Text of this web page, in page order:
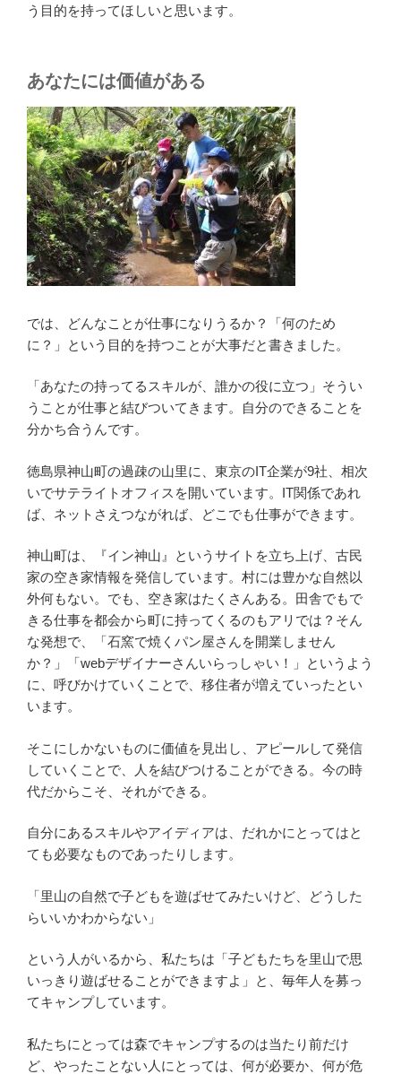
う目的を持ってほしいと思います。
あなたには価値がある
では、どんなことが仕事になりうるか？「何のため
に？」という目的を持つことが大事だと書きました。
「あなたの持ってるスキルが、誰かの役に立つ」そうい
うことが仕事と結びついてきます。自分のできることを
分かち合うんです。
徳島県神山町の過疎の山里に、東京のIT企業が9社、相次
いでサテライトオフィスを開いています。IT関係であれ
ば、ネットさえつながれば、どこでも仕事ができます。
神山町は、『イン神山』というサイトを立ち上げ、古民
家の空き家情報を発信しています。村には豊かな自然以
外何もない。でも、空き家はたくさんある。田舎でもで
きる仕事を都会から町に持ってくるのもアリでは？そん
な発想で、「石窯で焼くパン屋さんを開業しません
か？」「webデザイナーさんいらっしゃい！」というよう
に、呼びかけていくことで、移住者が増えていったとい
います。
そこにしかないものに価値を見出し、アピールして発信
していくことで、人を結びつけることができる。今の時
代だからこそ、それができる。
自分にあるスキルやアイディアは、だれかにとってはと
ても必要なものであったりします。
「里山の自然で子どもを遊ばせてみたいけど、どうした
らいいかわからない」
という人がいるから、私たちは「子どもたちを里山で思
いっきり遊ばせることができますよ」と、毎年人を募っ
てキャンプしています。
私たちにとっては森でキャンプするのは当たり前だけ
ど、やったことない人にとっては、何が必要か、何が危